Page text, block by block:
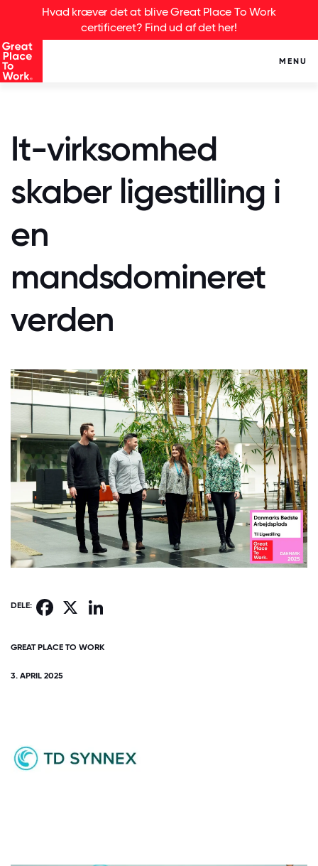
Hvad kræver det at blive Great Place To Work
certificeret? Find ud af det her!
MENU
It-virksomhed
skaber ligestilling i
en
mandsdomineret
verden
DELE: Facebook
GREAT PLACE TO WORK
3. APRIL 2025